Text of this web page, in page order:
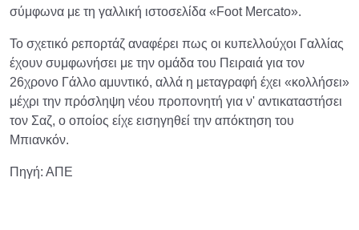
σύμφωνα με τη γαλλική ιστοσελίδα «Foot Mercato».
Το σχετικό ρεπορτάζ αναφέρει πως οι κυπελλούχοι Γαλλίας
έχουν συμφωνήσει με την ομάδα του Πειραιά για τον
26χρονο Γάλλο αμυντικό, αλλά η μεταγραφή έχει «κολλήσει»
μέχρι την πρόσληψη νέου προπονητή για ν' αντικαταστήσει
τον Σαζ, ο οποίος είχε εισηγηθεί την απόκτηση του
Μπιανκόν.
Πηγή: ΑΠΕ